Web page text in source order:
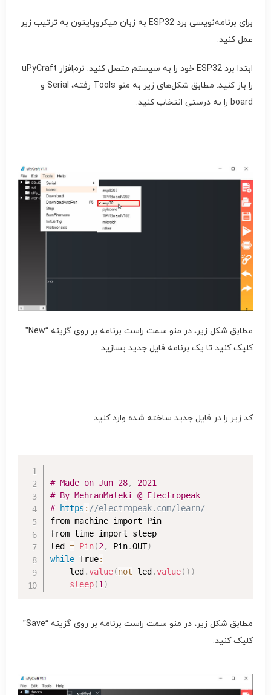
برای برنامه‌نویسی برد ESP32 به زبان میکروپایتون به ترتیب زیر
عمل کنید.
ابتدا برد ESP32 خود را به سیستم متصل کنید. نرم‌افزار uPyCraft
را باز کنید. مطابق شکل‌های زیر به منو Tools رفته، Serial و
board را به درستی انتخاب کنید.
مطابق شکل زیر، در منو سمت راست برنامه بر روی گزینه “New”
کلیک کنید تا یک برنامه فایل جدید بسازید.
کد زیر را در فایل جدید ساخته شده وارد کنید.
# Made on Jun 28,
2021
# By MehranMaleki @ Electropeak
#
https : //electropeak.com/learn/
from machine import Pin
from time import sleep
led = Pin(2, Pin.OUT)
while True:
    led
.value(not led .value( ) )
sleep(1 )
مطابق شکل زیر، در منو سمت راست برنامه بر روی گزینه “Save”
کلیک کنید.